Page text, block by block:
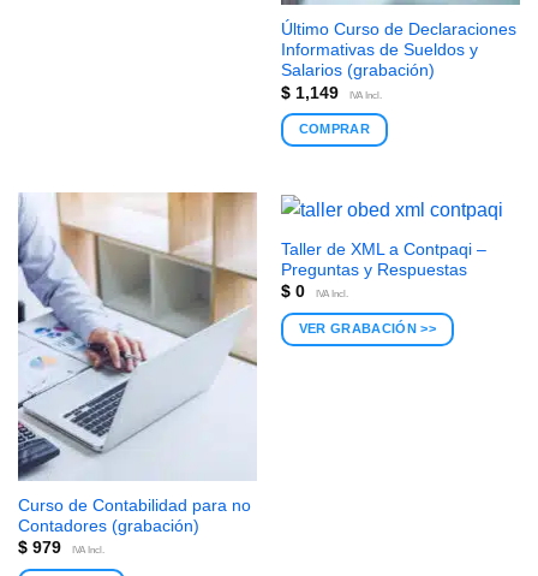
Último Curso de Declaraciones
Informativas de Sueldos y
Salarios (grabación)
$1,149 IVA Incl.
COMPRAR
Curso de Contabilidad para no
Contadores (grabación)
$979 IVA Incl.
Taller de XML a Contpaqi –
Preguntas y Respuestas
$0 IVA Incl.
VER GRABACIÓN >>